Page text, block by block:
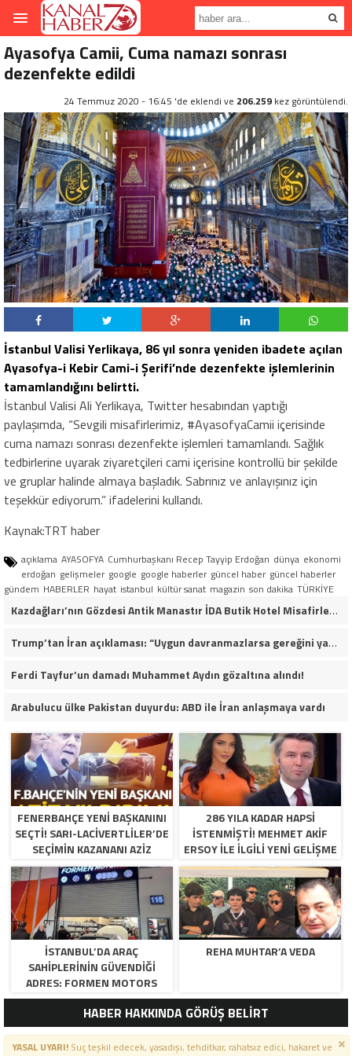
Ayasofya Camii, Cuma namazı sonrası
dezenfekte edildi
24 Temmuz 2020 - 16:45 'de eklendi ve 206.259 kez görüntülendi.
İstanbul Valisi Yerlikaya, 86 yıl sonra yeniden ibadete açılan
Ayasofya-i Kebir Cami-i Şerifi’nde dezenfekte işlemlerinin
tamamlandığını belirtti.
İstanbul Valisi Ali Yerlikaya, Twitter hesabından yaptığı
paylaşımda, “Sevgili misafirlerimiz, #AyasofyaCamii içerisinde
cuma namazı sonrası dezenfekte işlemleri tamamlandı. Sağlık
tedbirlerine uyarak ziyaretçileri cami içerisine kontrollü bir şekilde
ve gruplar halinde almaya başladık. Sabrınız ve anlayışınız için
teşekkür ediyorum.” ifadelerini kullandı.
Kaynak:TRT haber
açıklama AYASOFYA Cumhurbaşkanı Recep Tayyip Erdoğan dünya ekonomi
erdoğan gelişmeler google google haberler güncel haber güncel haberler
gündem HABERLER hayat istanbul kültür sanat magazin son dakika TÜRKİYE
Kazdağları’nın Gözdesi Antik Manastır İDA Butik Hotel Misafirlerinden Tam Not Alıyor
Trump’tan İran açıklaması: “Uygun davranmazlarsa gereğini yaparım”
Ferdi Tayfur’un damadı Muhammet Aydın gözaltına alındı!
Arabulucu ülke Pakistan duyurdu: ABD ile İran anlaşmaya vardı
FENERBAHÇE YENI BAŞKANINI
SEÇTI! SARI-LACIVERTLILER’DE
SEÇIMIN KAZANANI AZIZ
YILDIRIM OLDU
286 YILA KADAR HAPSI
ISTENMIŞTI! MEHMET AKIF
ERSOY ILE ILGILI YENI GELIŞME
İSTANBUL’DA ARAÇ
SAHIPLERININ GÜVENDIĞI
ADRES: FORMEN MOTORS
REHA MUHTAR’A VEDA
HABER HAKKINDA GÖRÜŞ BELİRT
YASAL UYARI!Suç teşkil edecek, yasadışı, tehditkar, rahatsız edici, hakaret ve